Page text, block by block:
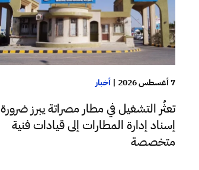
7 أغسطس 2026 | أخبار
تعثُر التشغيل في مطار مصراتة يبرز ضرورة
إسناد إدارة المطارات إلى قيادات فنية
متخصصة